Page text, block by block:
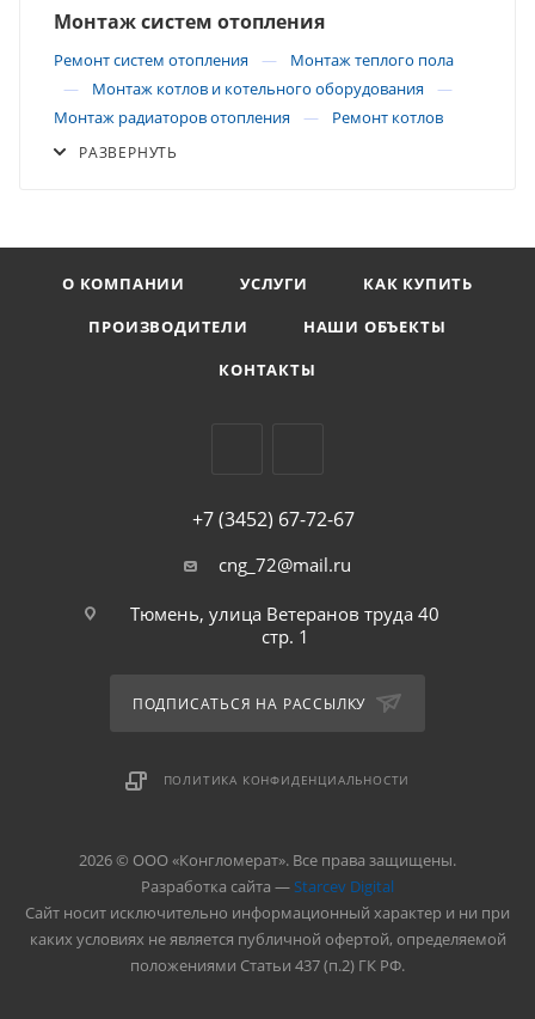
Монтаж систем отопления
Ремонт систем отопления
Монтаж теплого пола
Монтаж котлов и котельного оборудования
Монтаж радиаторов отопления
Ремонт котлов
РАЗВЕРНУТЬ
О КОМПАНИИ УСЛУГИ
КАК КУПИТЬ
ПРОИЗВОДИТЕЛИ
НАШИ ОБЪЕКТЫ
КОНТАКТЫ
+7 (3452) 67-72-67
cng_72@mail.ru
Тюмень, улица Ветеранов труда 40
стр. 1
ПОДПИСАТЬСЯ НА РАССЫЛКУ
ПОЛИТИКА КОНФИДЕНЦИАЛЬНОСТИ
2026 © ООО «Конгломерат». Все права защищены.
Разработка сайта — Starcev Digital
Cайт носит исключительно информационный характер и ни при
каких условиях не является публичной офертой, определяемой
положениями Статьи 437 (п.2) ГК РФ.